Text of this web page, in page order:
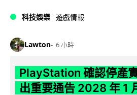
科技娛樂 遊戲情報
Lawton 6 小時
PlayStation 確認停產
出重要通告 2028 年 1